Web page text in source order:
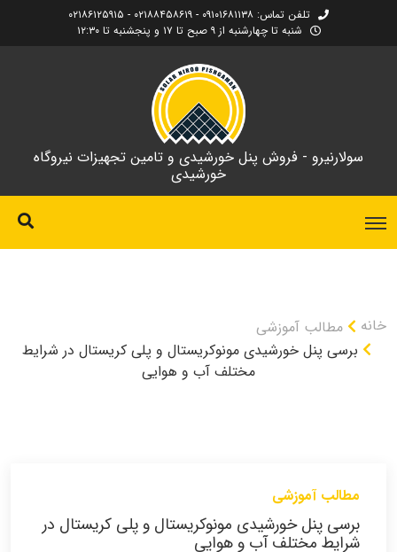
تلفن تماس: ۰۹۱۰۱۶۸۱۱۳۸ - ۰۲۱۸۸۴۵۸۶۱۹ - ۰۲۱۸۶۱۲۵۹۱۵
شنبه تا چهارشنبه از ۹ صبح تا ۱۷ و پنجشنبه تا ۱۲:۳۰
سولارنیرو - فروش پنل خورشیدی و تامین تجهیزات نیروگاه
خورشیدی
خانه
مطالب آموزشی
برسی پنل خورشیدی مونوکریستال و پلی کریستال در شرایط
مختلف آب و هوایی
مطالب آموزشی
برسی پنل خورشیدی مونوکریستال و پلی کریستال در
شرایط مختلف آب و هوایی